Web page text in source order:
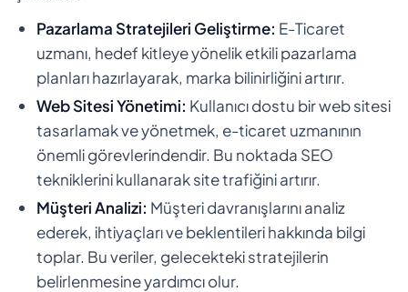
Pazarlama Stratejileri Geliştirme: E-Ticaret
uzmanı, hedef kitleye yönelik etkili pazarlama
planları hazırlayarak, marka bilinirliğini artırır.
Web Sitesi Yönetimi: Kullanıcı dostu bir web sitesi
tasarlamak ve yönetmek, e-ticaret uzmanının
önemli görevlerindendir. Bu noktada SEO
tekniklerini kullanarak site trafiğini artırır.
Müşteri Analizi: Müşteri davranışlarını analiz
ederek, ihtiyaçları ve beklentileri hakkında bilgi
toplar. Bu veriler, gelecekteki stratejilerin
belirlenmesine yardımcı olur.